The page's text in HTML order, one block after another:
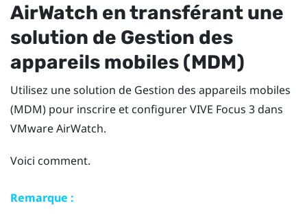
AirWatch en transférant une
solution de Gestion des
appareils mobiles (MDM)
Utilisez une solution de Gestion des appareils mobiles
(MDM) pour inscrire et configurerVIVE Focus 3dans
VMware AirWatch.
Voici comment.
Remarque :